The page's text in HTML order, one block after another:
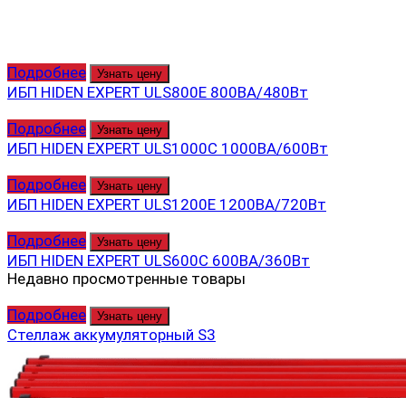
Подробнее Узнать цену
ИБП HIDEN EXPERT ULS800E 800ВА/480Вт
Подробнее
Узнать цену
ИБП HIDEN EXPERT ULS1000C 1000ВА/600Вт
Подробнее
Узнать цену
ИБП HIDEN EXPERT ULS1200E 1200ВА/720Вт
Подробнее
Узнать цену
ИБП HIDEN EXPERT ULS600С 600ВА/360Вт
Недавно просмотренные товары
Подробнее
Узнать цену
Стеллаж аккумуляторный S3